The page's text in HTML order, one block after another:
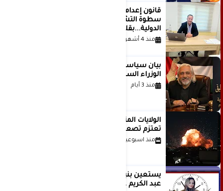
قانون إعدام الأسرى الفلسطينيين: بين
سطوة التشريع وانهيار منظومة العدالة
الدولية...بقلم الدكتور وسيم وني
منذ 4 أشهر
بيان سياسي رداً على موقف مجلس
الوزراء السعودي
منذ 3 أيام
الولايات المتحدة أبلغت إسرائيل بأنها
تعتزم تصعيد هجماتها على إيران
منذ اسبوعين
عبد الكريم غانم